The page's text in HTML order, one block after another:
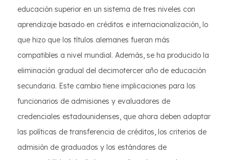
educación superior en un sistema de tres niveles con
aprendizaje basado en créditos e internacionalización, lo
que hizo que los títulos alemanes fueran más
compatibles a nivel mundial. Además, se ha producido la
eliminación gradual del decimotercer año de educación
secundaria. Este cambio tiene implicaciones para los
funcionarios de admisiones y evaluadores de
credenciales estadounidenses, que ahora deben adaptar
las políticas de transferencia de créditos, los criterios de
admisión de graduados y los estándares de